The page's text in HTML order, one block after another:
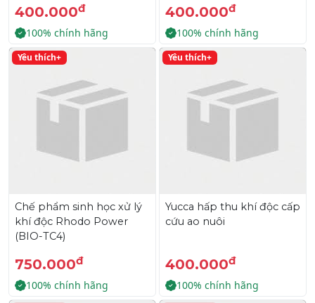
400.000đ
100% chính hãng
400.000đ
100% chính hãng
Yêu thích+
Chế phẩm sinh học xử lý
khí độc Rhodo Power
(BIO-TC4)
750.000đ
100% chính hãng
Yêu thích+
Yucca hấp thu khí độc cấp
cứu ao nuôi
400.000đ
100% chính hãng